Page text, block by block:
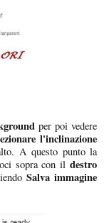
per poi vedere
l'inclinazione
A questo punto la
sopra con ildestro
Salva immagine